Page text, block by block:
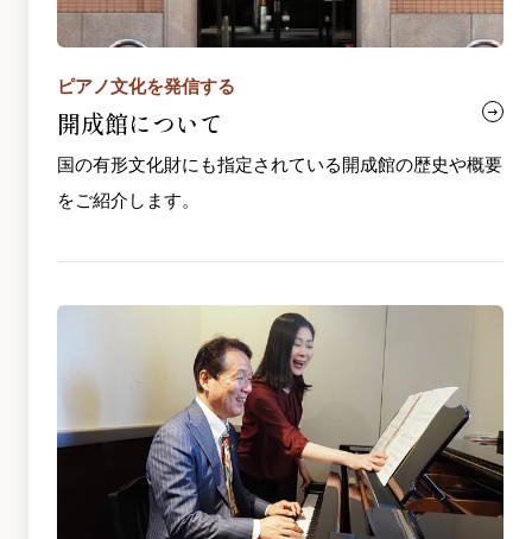
ピアノ文化を発信する
開成館について
国の有形文化財にも指定されている開成館の歴史や概要
をご紹介します。